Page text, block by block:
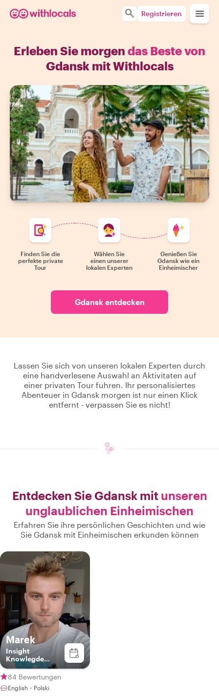
Registrieren
Erleben Sie morgen das Beste von
Gdansk mit Withlocals
Finden Sie die
perfekte private
Tour
Wählen Sie
einen unserer
lokalen Experten
Genießen Sie
Gdansk wie ein
Einheimischer
Gdansk entdecken
Lassen Sie sich von unseren lokalen Experten durch
eine handverlesene Auswahl an Aktivitaten auf
einer privaten Tour fuhren. Ihr personalisiertes
Abenteuer in Gdansk morgen ist nur einen Klick
entfernt - verpassen Sie es nicht!
Entdecken Sie Gdansk mit unseren
unglaublichen Einheimischen
Erfahren Sie ihre persönlichen Geschichten und wie
Sie Gdansk mit Einheimischen erkunden können
Marek
Insight
Knowlegde
Specialist
84 Bewertungen
English・Polski